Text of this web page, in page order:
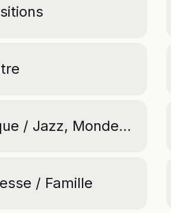
Musique / Jazz, Monde et Blues
/ Famille